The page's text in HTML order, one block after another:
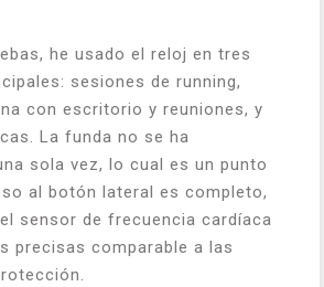
he usado el reloj en tres
sesiones de running,
con escritorio y reuniones, y
La funda no se ha
sola vez, lo cual es un punto
al botón lateral es completo,
sensor de frecuencia cardíaca
precisas comparable a las